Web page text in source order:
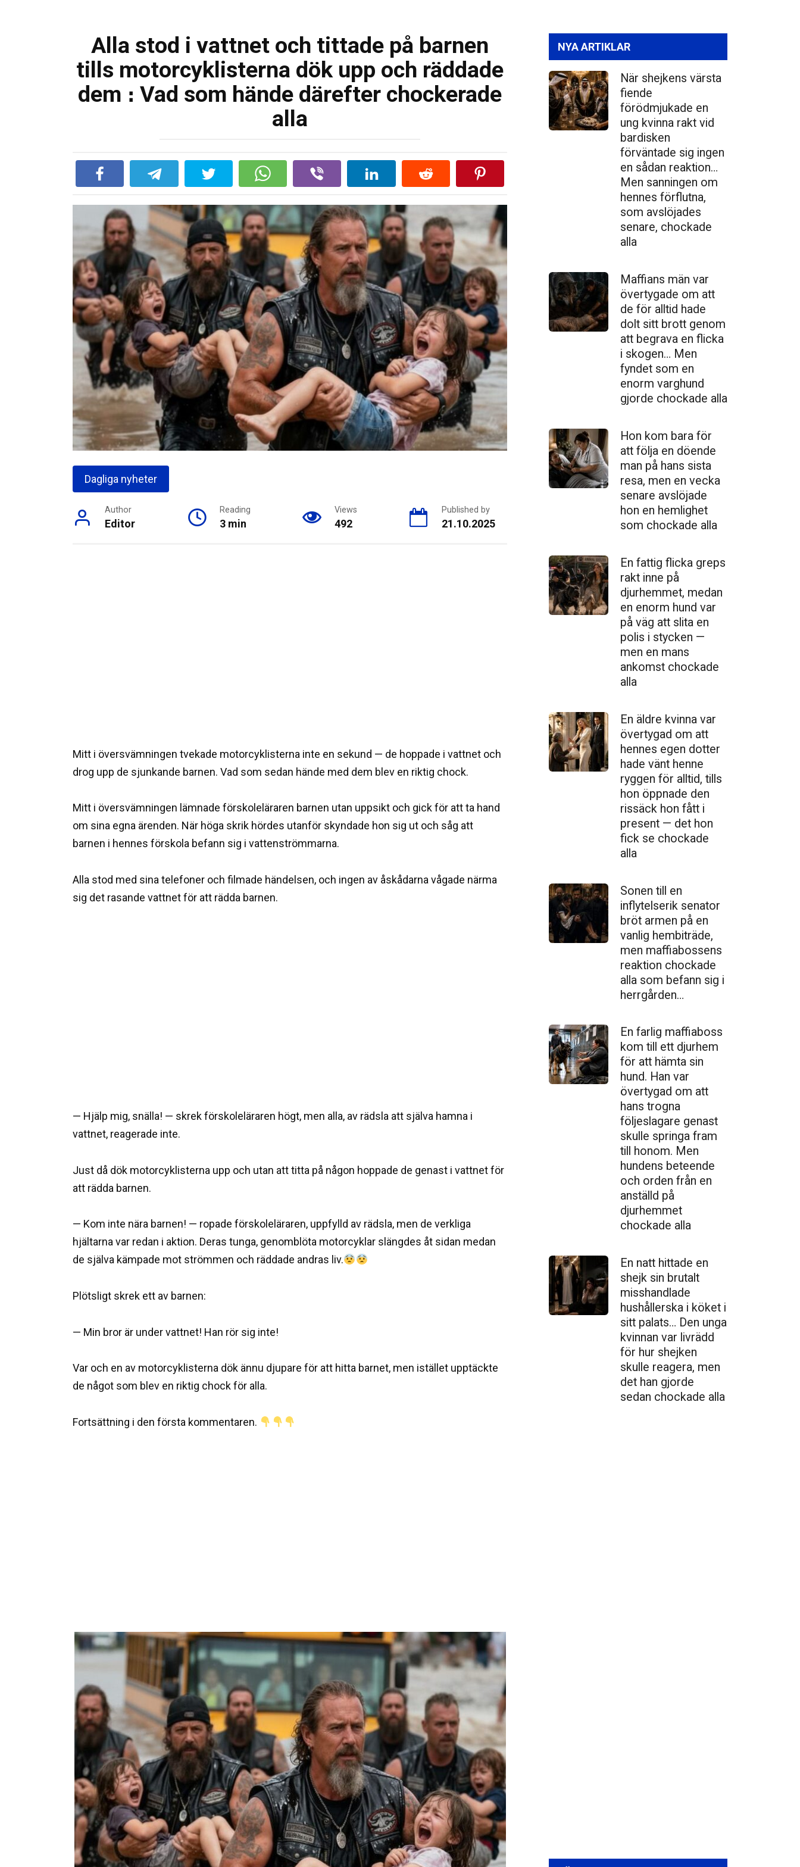
Alla stod i vattnet och tittade på barnen
tills motorcyklisterna dök upp och räddade
dem ։ Vad som hände därefter chockerade
alla
Dagliga nyheter
Author
Editor
Reading
3 min
Views
492
Published by
21.10.2025
Mitt i översvämningen tvekade motorcyklisterna inte en sekund — de hoppade i vattnet och
drog upp de sjunkande barnen. Vad som sedan hände med dem blev en riktig chock.
Mitt i översvämningen lämnade förskoleläraren barnen utan uppsikt och gick för att ta hand
om sina egna ärenden. När höga skrik hördes utanför skyndade hon sig ut och såg att
barnen i hennes förskola befann sig i vattenströmmarna.
Alla stod med sina telefoner och filmade händelsen, och ingen av åskådarna vågade närma
sig det rasande vattnet för att rädda barnen.
— Hjälp mig, snälla! — skrek förskoleläraren högt, men alla, av rädsla att själva hamna i
vattnet, reagerade inte.
Just då dök motorcyklisterna upp och utan att titta på någon hoppade de genast i vattnet för
att rädda barnen.
— Kom inte nära barnen! — ropade förskoleläraren, uppfylld av rädsla, men de verkliga
hjältarna var redan i aktion. Deras tunga, genomblöta motorcyklar slängdes åt sidan medan
de själva kämpade mot strömmen och räddade andras liv.
Plötsligt skrek ett av barnen:
— Min bror är under vattnet! Han rör sig inte!
Var och en av motorcyklisterna dök ännu djupare för att hitta barnet, men istället upptäckte
de något som blev en riktig chock för alla.
Fortsättning i den första kommentaren.
NYA ARTIKLAR
När shejkens värsta
fiende
förödmjukade en
ung kvinna rakt vid
bardisken
förväntade sig ingen
en sådan reaktion…
Men sanningen om
hennes förflutna,
som avslöjades
senare, chockade
alla
Maffians män var
övertygade om att
de för alltid hade
dolt sitt brott genom
att begrava en flicka
i skogen… Men
fyndet som en
enorm varghund
gjorde chockade alla
Hon kom bara för
att följa en döende
man på hans sista
resa, men en vecka
senare avslöjade
hon en hemlighet
som chockade alla
En fattig flicka greps
rakt inne på
djurhemmet, medan
en enorm hund var
på väg att slita en
polis i stycken —
men en mans
ankomst chockade
alla
En äldre kvinna var
övertygad om att
hennes egen dotter
hade vänt henne
ryggen för alltid, tills
hon öppnade den
ris­säck hon fått i
present — det hon
fick se chockade
alla
Sonen till en
inflytelserik senator
bröt armen på en
vanlig hembiträde,
men maffiabossens
reaktion chockade
alla som befann sig i
herrgården…
En farlig maffiaboss
kom till ett djurhem
för att hämta sin
hund. Han var
övertygad om att
hans trogna
följeslagare genast
skulle springa fram
till honom. Men
hundens beteende
och orden från en
anställd på
djurhemmet
chockade alla
En natt hittade en
shejk sin brutalt
misshandlade
hushållerska i köket i
sitt palats… Den unga
kvinnan var livrädd
för hur shejken
skulle reagera, men
det han gjorde
sedan chockade alla